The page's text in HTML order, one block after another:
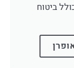
ביטוח